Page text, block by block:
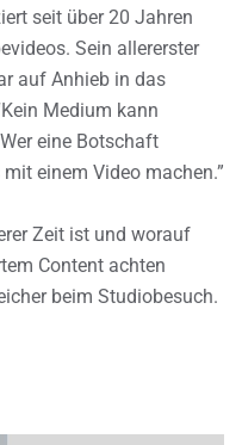
seit über 20 Jahren
Sein allererster
auf Anhieb in das
Medium kann
eine Botschaft
einem Video machen.”
Zeit ist und worauf
Content achten
beim Studiobesuch.